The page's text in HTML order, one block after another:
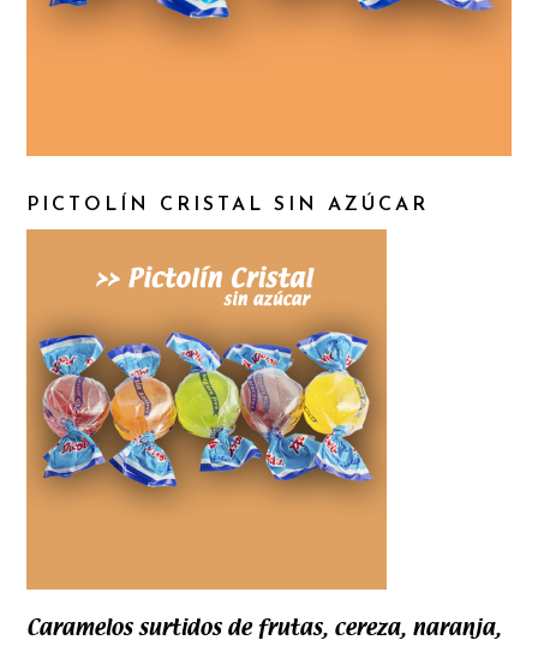
PICTOLÍN CRISTAL SIN AZÚCAR
Caramelos surtidos de frutas, cereza, naranja,